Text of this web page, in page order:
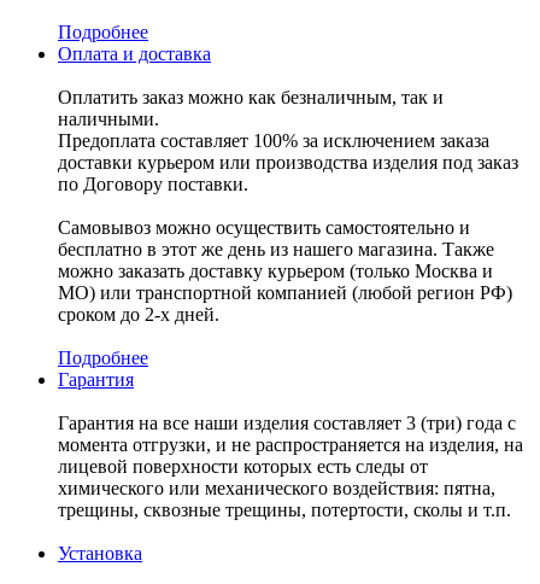
Подробнее
Оплата и доставка
Оплатить заказ можно как безналичным, так и
наличными.
Предоплата составляет 100% за исключением заказа
доставки курьером или производства изделия под заказ
по Договору поставки.
Самовывоз можно осуществить самостоятельно и
бесплатно в этот же день из нашего магазина. Также
можно заказать доставку курьером (только Москва и
МО) или транспортной компанией (любой регион РФ)
сроком до 2-х дней.
Подробнее
Гарантия
Гарантия на все наши изделия составляет 3 (три) года с
момента отгрузки, и не распространяется на изделия, на
лицевой поверхности которых есть следы от
химического или механического воздействия: пятна,
трещины, сквозные трещины, потертости, сколы и т.п.
Установка